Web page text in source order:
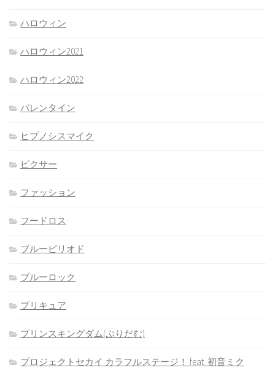
ハロウィン
ハロウィン2021
ハロウィン2022
バレンタイン
ヒプノシスマイク
ピクサー
ファッション
フードロス
ブルーピリオド
ブルーロック
プリキュア
プリンスキングダム(ぷりだむ)
プロジェクトセカイ カラフルステージ！ feat. 初音ミク